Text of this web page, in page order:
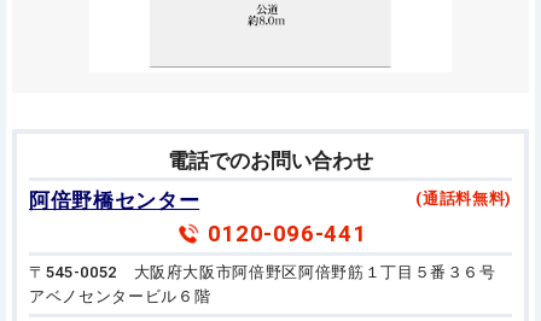
電話でのお問い合わせ
阿倍野橋センター
(通話料無料)
0120-096-441
〒545-0052 大阪府大阪市阿倍野区阿倍野筋１丁目５番３６号
アベノセンタービル６階